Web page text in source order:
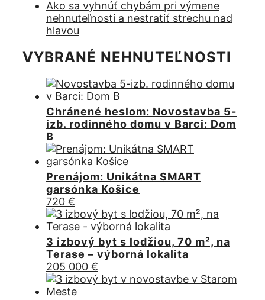
Ako sa vyhnúť chybám pri výmene
nehnuteľnosti a nestratiť strechu nad
hlavou
VYBRANÉ NEHNUTEĽNOSTI
Chránené heslom: Novostavba 5-
izb. rodinného domu v Barci: Dom
B
Prenájom: Unikátna SMART
garsónka Košice
720 €
3 izbový byt s lodžiou, 70 m², na
Terase – výborná lokalita
205 000 €